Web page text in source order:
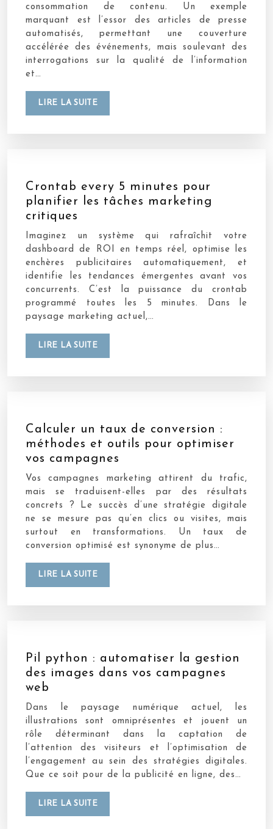
consommation de contenu. Un exemple
marquant est l’essor des articles de presse
automatisés, permettant une couverture
accélérée des événements, mais soulevant des
interrogations sur la qualité de l’information
et…
LIRE LA SUITE
Crontab every 5 minutes pour
planifier les tâches marketing
critiques
Imaginez un système qui rafraîchit votre
dashboard de ROI en temps réel, optimise les
enchères publicitaires automatiquement, et
identifie les tendances émergentes avant vos
concurrents. C’est la puissance du crontab
programmé toutes les 5 minutes. Dans le
paysage marketing actuel,…
LIRE LA SUITE
Calculer un taux de conversion :
méthodes et outils pour optimiser
vos campagnes
Vos campagnes marketing attirent du trafic,
mais se traduisent-elles par des résultats
concrets ? Le succès d’une stratégie digitale
ne se mesure pas qu’en clics ou visites, mais
surtout en transformations. Un taux de
conversion optimisé est synonyme de plus…
LIRE LA SUITE
Pil python : automatiser la gestion
des images dans vos campagnes
web
Dans le paysage numérique actuel, les
illustrations sont omniprésentes et jouent un
rôle déterminant dans la captation de
l’attention des visiteurs et l’optimisation de
l’engagement au sein des stratégies digitales.
Que ce soit pour de la publicité en ligne, des…
LIRE LA SUITE